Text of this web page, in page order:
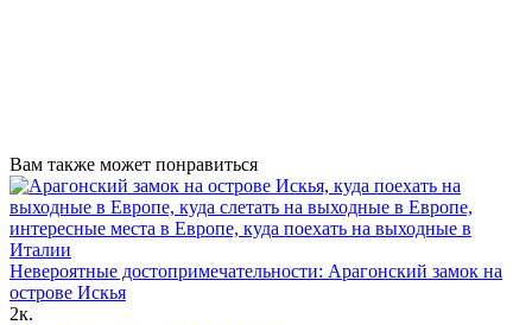
Вам также может понравиться
Невероятные достопримечательности: Арагонский замок на
острове Искья
2к.